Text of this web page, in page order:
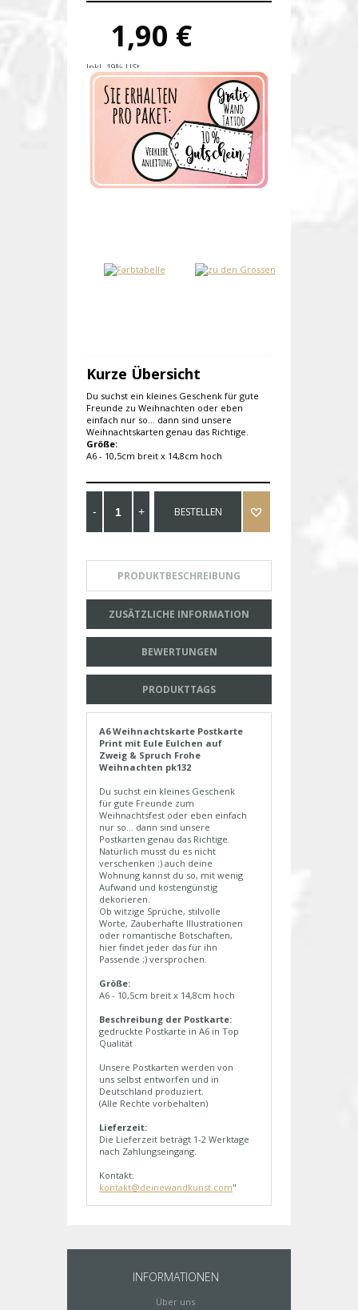
1,90 €
Inkl. 19% USt.
Versandkosten
Produktnummer:pk132-A
Verfügbarkeit:Auf Lager
Lieferzeit: 1-2 Werktage
Kurze Übersicht
Du suchst ein kleines Geschenk für gute
Freunde zu Weihnachten oder eben
einfach nur so... dann sind unsere
Weihnachtskarten genau das Richtige.
Größe:
A6 - 10,5cm breit x 14,8cm hoch
BESTELLEN
PRODUKTBESCHREIBUNG
ZUSÄTZLICHE INFORMATION
BEWERTUNGEN
PRODUKTTAGS
A6 Weihnachtskarte Postkarte
Print mit Eule Eulchen auf
Zweig & Spruch Frohe
Weihnachten pk132
Du suchst ein kleines Geschenk
für gute Freunde zum
Weihnachtsfest oder eben einfach
nur so... dann sind unsere
Postkarten genau das Richtige.
Natürlich musst du es nicht
verschenken ;) auch deine
Wohnung kannst du so, mit wenig
Aufwand und kostengünstig
dekorieren.
Ob witzige Sprüche, stilvolle
Worte, Zauberhafte Illustrationen
oder romantische Botschaften,
hier findet jeder das für ihn
Passende ;) versprochen.
Größe:
A6 - 10,5cm breit x 14,8cm hoch
Beschreibung der Postkarte:
gedruckte Postkarte in A6 in Top
Qualität
Unsere Postkarten werden von
uns selbst entworfen und in
Deutschland produziert.
(Alle Rechte vorbehalten)
Lieferzeit:
Die Lieferzeit beträgt 1-2 Werktage
nach Zahlungseingang.
Kontakt:
kontakt@deinewandkunst.com"
INFORMATIONEN
Über uns